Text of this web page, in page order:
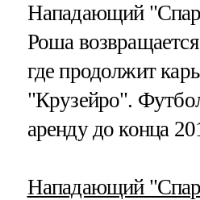
Нападающий
Роша
где продолжит
"Крузейро".
аренду до конца
Нападающий